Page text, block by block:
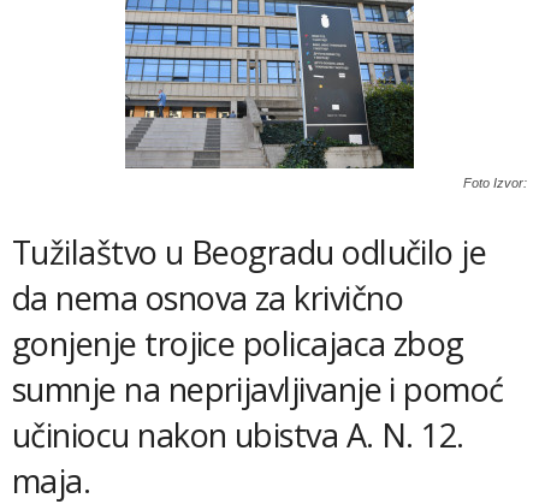
Foto Izvor:
Tužilaštvo u Beogradu odlučilo je
da nema osnova za krivično
gonjenje trojice policajaca zbog
sumnje na neprijavljivanje i pomoć
učiniocu nakon ubistva A. N. 12.
maja.